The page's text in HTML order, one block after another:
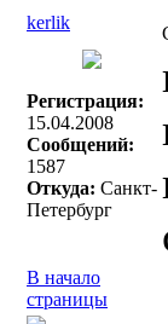
kerlik
Регистрация:
15.04.2008
Сообщений:
1587
Откуда: Санкт-
Петербург
В начало
страницы